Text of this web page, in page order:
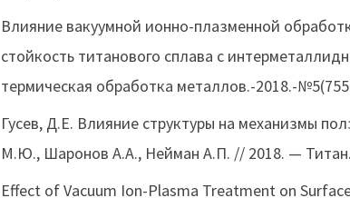
Влияние вакуумной ионно-плазменной
стойкость титанового сплава с
термическая обработка металлов.-2018.-
Гусев, Д.Е. Влияние структуры на механизмы
М.Ю., Шаронов А.А., Нейман А.П. // 2018. —
Effect of Vacuum Ion-Plasma Treatment on